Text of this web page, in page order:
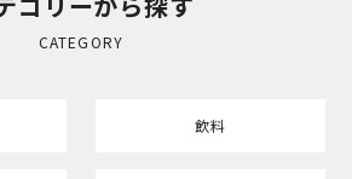
CATEGORY
飲料